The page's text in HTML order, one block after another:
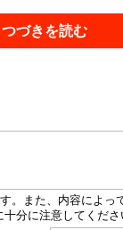
つづきを読む